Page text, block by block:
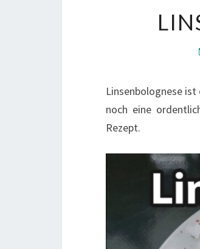
Linsenbolognese
noch eine
Rezept.